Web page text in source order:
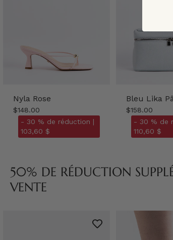
Nyla Rose
$148.00
- 30 % de réduction |
103,60 $
Bleu Lika
$158.00
- 30 % de
110,60 $
50% DE RÉDUCTION
VENTE